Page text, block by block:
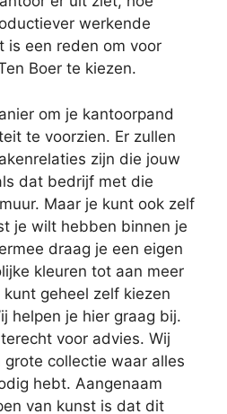
werkende
is een reden om voor
Boer te kiezen.
om je kantoorpand
te voorzien. Er zullen
zijn die jouw
dat bedrijf met die
Maar je kunt ook zelf
je wilt hebben binnen je
draag je een eigen
kleuren tot aan meer
geheel zelf kiezen
helpen je hier graag bij.
voor advies. Wij
collectie waar alles
hebt. Aangenaam
van kunst is dat dit